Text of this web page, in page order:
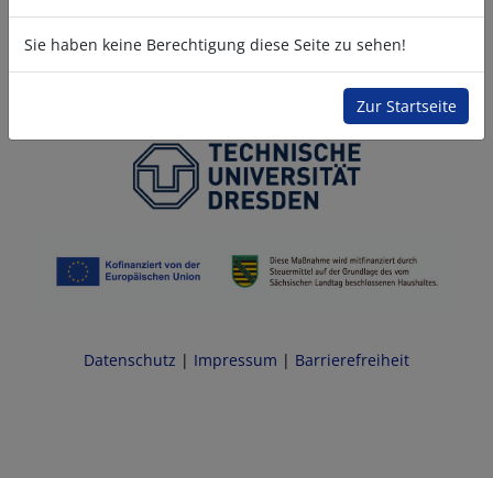
Sie haben keine Berechtigung diese Seite zu sehen!
Zur Startseite
Datenschutz | Impressum | Barrierefreiheit